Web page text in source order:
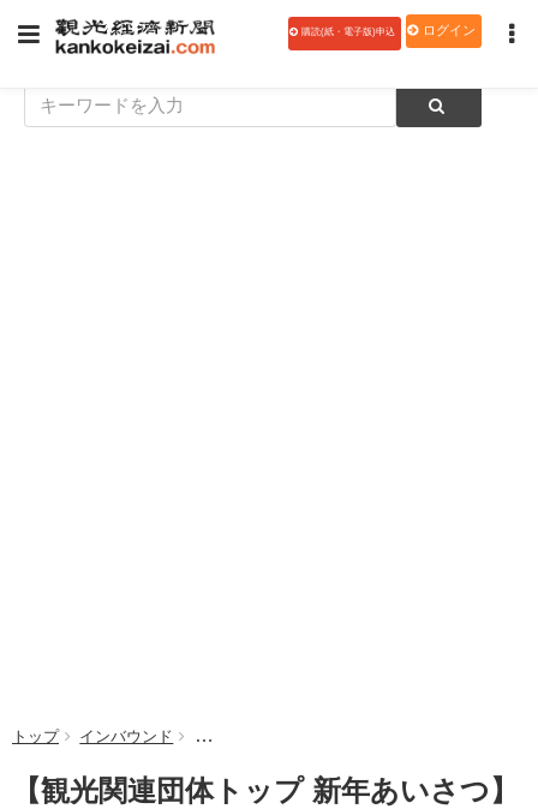
購読(紙・電子版)申込 ログイン
トップ インバウンド 【観光関連団体トップ 新年あいさつ】夢あふ
【観光関連団体トップ 新年あいさつ】